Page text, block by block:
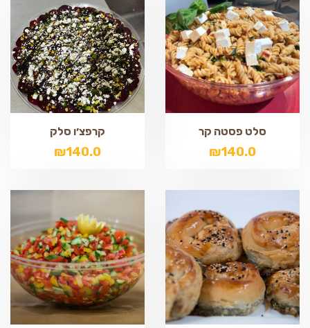
סלט פסטה קר
₪140.0
קרפצ׳ו סלק
₪140.0